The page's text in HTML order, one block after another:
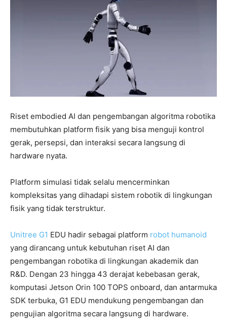
Riset embodied AI dan pengembangan algoritma robotika
membutuhkan platform fisik yang bisa menguji kontrol
gerak, persepsi, dan interaksi secara langsung di
hardware nyata.
Platform simulasi tidak selalu mencerminkan
kompleksitas yang dihadapi sistem robotik di lingkungan
fisik yang tidak terstruktur.
Unitree G1 EDU hadir sebagai platform robot humanoid
yang dirancang untuk kebutuhan riset AI dan
pengembangan robotika di lingkungan akademik dan
R&D. Dengan 23 hingga 43 derajat kebebasan gerak,
komputasi Jetson Orin 100 TOPS onboard, dan antarmuka
SDK terbuka, G1 EDU mendukung pengembangan dan
pengujian algoritma secara langsung di hardware.